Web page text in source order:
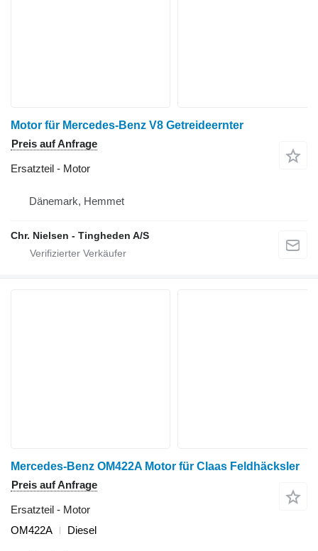
Motor für Mercedes-Benz V8 Getreideernter
Preis auf Anfrage
Ersatzteil - Motor
Dänemark, Hemmet
Chr. Nielsen - Tingheden A/S
Mercedes-Benz OM422A Motor für Claas Feldhäcksler
Preis auf Anfrage
Ersatzteil - Motor
OM422A
Diesel